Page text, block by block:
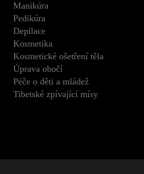
Manikúra
Pedikúra
Depilace
Kosmetika
Kosmetické ošetření těla
Úprava obočí
Péče o děti a mládež
Tibetské zpívající mísy